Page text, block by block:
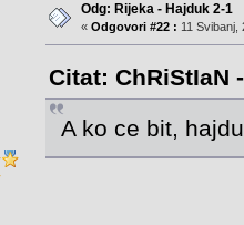
Odg: Rijeka - Hajduk 2-1
« Odgovori #22 : 11 Svibanj,
Citat: ChRiStIaN
A ko ce bit,